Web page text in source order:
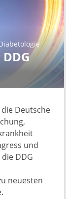
Deutsche
und
DDG
neuesten